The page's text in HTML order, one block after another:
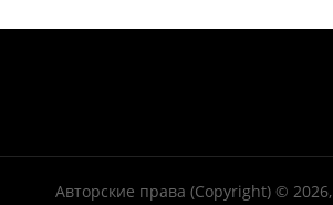
Авторские права (Copyright) © 2026,